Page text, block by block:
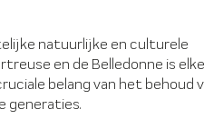
natuurlijke en culturele
en de Belledonne is
belang van het behoud
generaties.